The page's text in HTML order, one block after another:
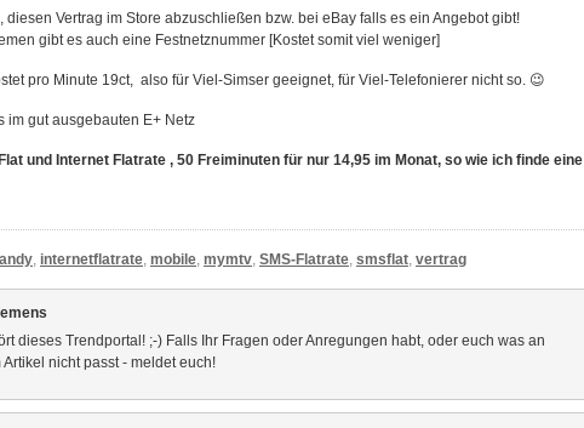
diesen Vertrag im Store abzuschließen bzw. bei eBay falls es ein Angebot gibt!
gibt es auch eine Festnetznummer [Kostet somit viel weniger]
pro Minute 19ct, also für Viel-Simser geeignet, für Viel-Telefonierer nicht so. 😉
im gut ausgebauten E+ Netz
und Internet Flatrate , 50 Freiminuten für nur 14,95 im Monat, so wie ich finde eine
, internetflatrate, mobile, mymtv, SMS-Flatrate, smsflat, vertrag
dieses Trendportal! ;-) Falls Ihr Fragen oder Anregungen habt, oder euch was an
Artikel nicht passt - meldet euch!